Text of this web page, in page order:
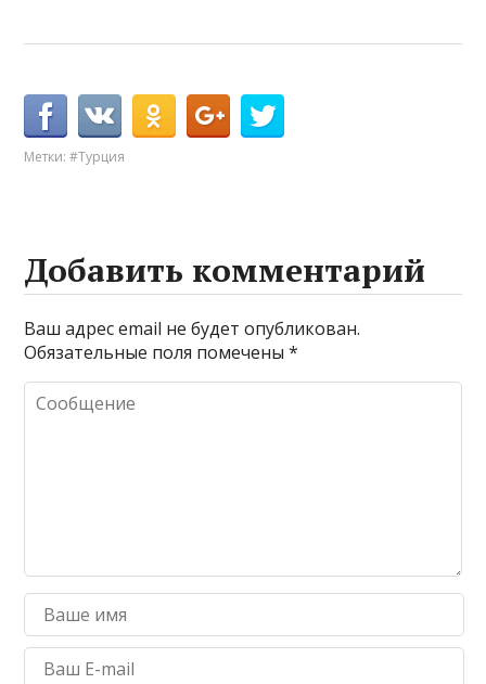
Метки:#Турция
Добавить комментарий
Ваш адрес email не будет опубликован.
Обязательные поля помечены*